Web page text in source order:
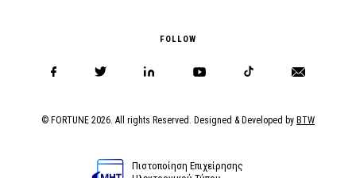
FOLLOW
© FORTUNE 2026. All rights Reserved. Designed & Developed by BTW
Πιστοποίηση Επιχείρησης